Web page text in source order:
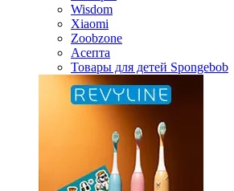
Wisdom
Xiaomi
Zoobzone
Асепта
Товары для детей Spongebob